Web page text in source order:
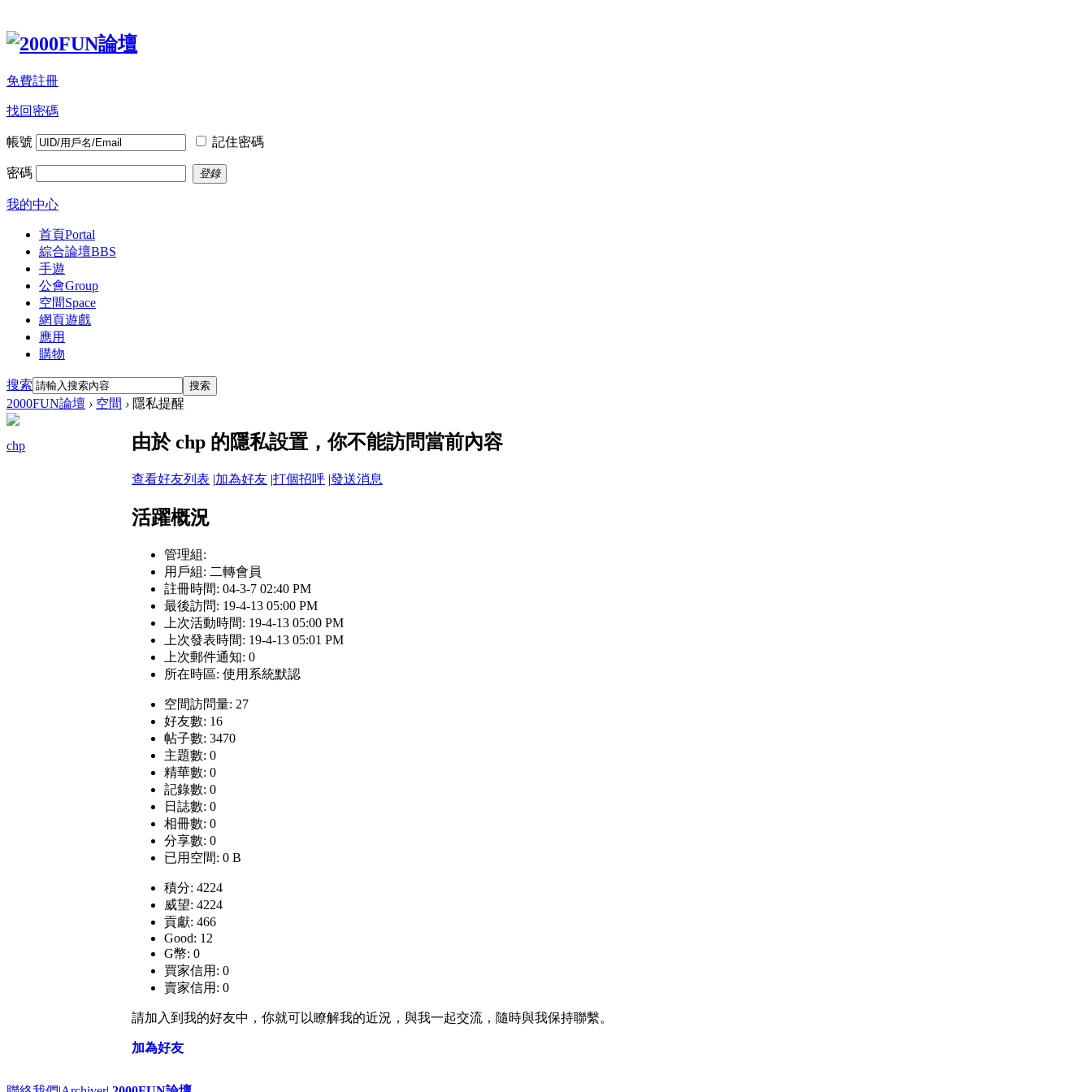
免費註冊
找回密碼
帳號 記住密碼
密碼 登錄
我的中心
首頁Portal
綜合論壇BBS
手遊
公會Group
空間Space
網頁遊戲
應用
購物
搜索 搜索
2000FUN論壇 › 空間 › 隱私提醒
chp 由於 chp 的隱私設置，你不能訪問當前內容
查看好友列表 |加為好友 |打個招呼 |發送消息
活躍概況
管理組:
用戶組: 二轉會員
註冊時間: 04-3-7 02:40 PM
最後訪問: 19-4-13 05:00 PM
上次活動時間: 19-4-13 05:00 PM
上次發表時間: 19-4-13 05:01 PM
上次郵件通知: 0
所在時區: 使用系統默認
空間訪問量: 27
好友數: 16
帖子數: 3470
主題數: 0
精華數: 0
記錄數: 0
日誌數: 0
相冊數: 0
分享數: 0
已用空間: 0 B
積分: 4224
威望: 4224
貢獻: 466
Good: 12
G幣: 0
買家信用: 0
賣家信用: 0
請加入到我的好友中，你就可以瞭解我的近況，與我一起交流，隨時與我保持聯繫。
加為好友